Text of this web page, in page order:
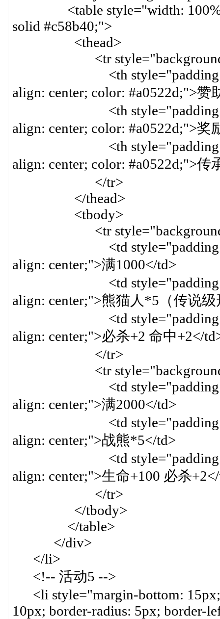
<table style="width: 100%;
solid #c58b40;">
<thead>
<tr style="background-
<th style="padding: 8px;
align: center; color: #a0522d;">赞
<th style="padding: 8px;
align: center; color: #a0522d;">奖
<th style="padding: 8px;
align: center; color: #a0522d;">传
</tr>
</thead>
<tbody>
<tr style="background-
<td style="padding: 8px;
align: center;">满1000</td>
<td style="padding: 8px;
align: center;">熊猫人*5（传说
<td style="padding: 8px;
align: center;">必杀+2 命中+2</
</tr>
<tr style="background-
<td style="padding: 8px;
align: center;">满2000</td>
<td style="padding: 8px;
align: center;">战熊*5</td>
<td style="padding: 8px;
align: center;">生命+100 必杀
</tr>
</tbody>
</table>
</div>
</li>
<!-- 活动5 -->
<li style="margin-bottom: 15px;
10px; border-radius: 5px; border-